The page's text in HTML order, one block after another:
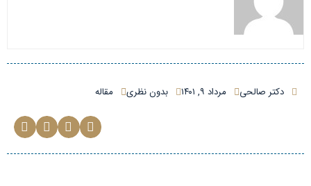
دکتر صالحی مرداد ۹, ۱۴۰۱ بدون نظری مقاله